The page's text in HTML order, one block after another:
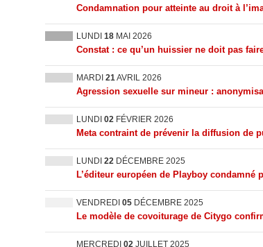
Condamnation pour atteinte au droit à
LUNDI 18 MAI 2026
Constat : ce qu’un huissier ne doit pas
MARDI 21AVRIL 2026
Agression sexuelle sur mineur :
LUNDI 02 FÉVRIER 2026
Meta contraint de prévenir la diffusion de
LUNDI 22 DÉCEMBRE 2025
L’éditeur européen de Playboy condamné
VENDREDI 05 DÉCEMBRE 2025
Le modèle de covoiturage de Citygo
MERCREDI 02 JUILLET 2025